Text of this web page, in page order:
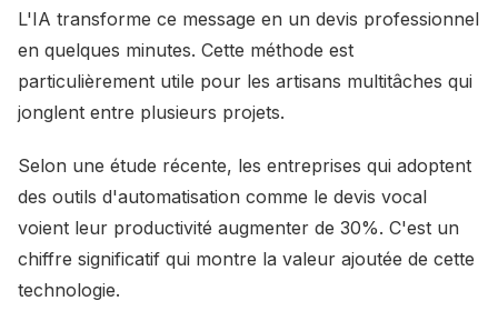
L'IA transforme ce message en un devis professionnel
en quelques minutes. Cette méthode est
particulièrement utile pour les artisans multitâches qui
jonglent entre plusieurs projets.
Selon une étude récente, les entreprises qui adoptent
des outils d'automatisation comme le devis vocal
voient leur productivité augmenter de 30%. C'est un
chiffre significatif qui montre la valeur ajoutée de cette
technologie.